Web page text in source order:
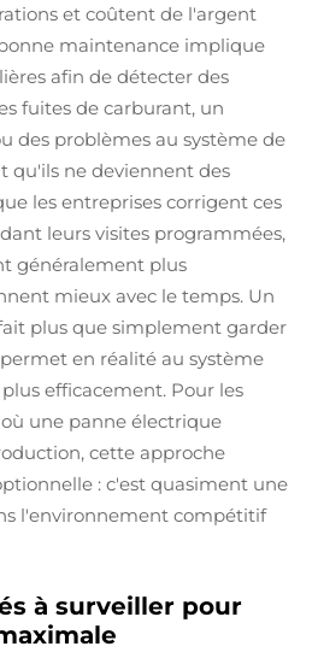
et coûtent de l'argent
maintenance implique
afin de détecter des
fuites de carburant, un
des problèmes au système de
qu'ils ne deviennent des
les entreprises corrigent ces
leurs visites programmées,
généralement plus
mieux avec le temps. Un
plus que simplement garder
en réalité au système
efficacement. Pour les
une panne électrique
cette approche
: c'est quasiment une
l'environnement compétitif
à surveiller pour